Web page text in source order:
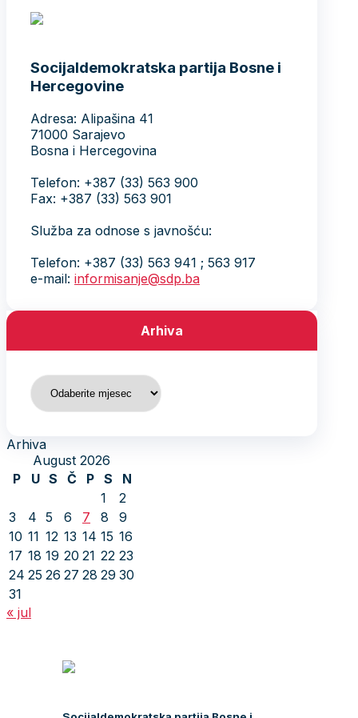
Socijaldemokratska partija Bosne i
Hercegovine
Adresa: Alipašina 41
71000 Sarajevo
Bosna i Hercegovina
Telefon: +387 (33) 563 900
Fax: +387 (33) 563 901
Služba za odnose s javnošću:
Telefon: +387 (33) 563 941 ; 563 917
e-mail: informisanje@sdp.ba
Arhiva
Arhiva
Arhiva
August 2026
P
U S Č P S
N
1
2
3
4 5 6 7 8
9
10 11 12 13 14 15 16
17 18 19 20 21 22 23
24 25 26 27 28 29 30
31
« jul